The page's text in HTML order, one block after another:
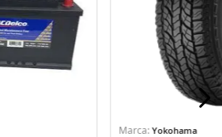
Yokohama